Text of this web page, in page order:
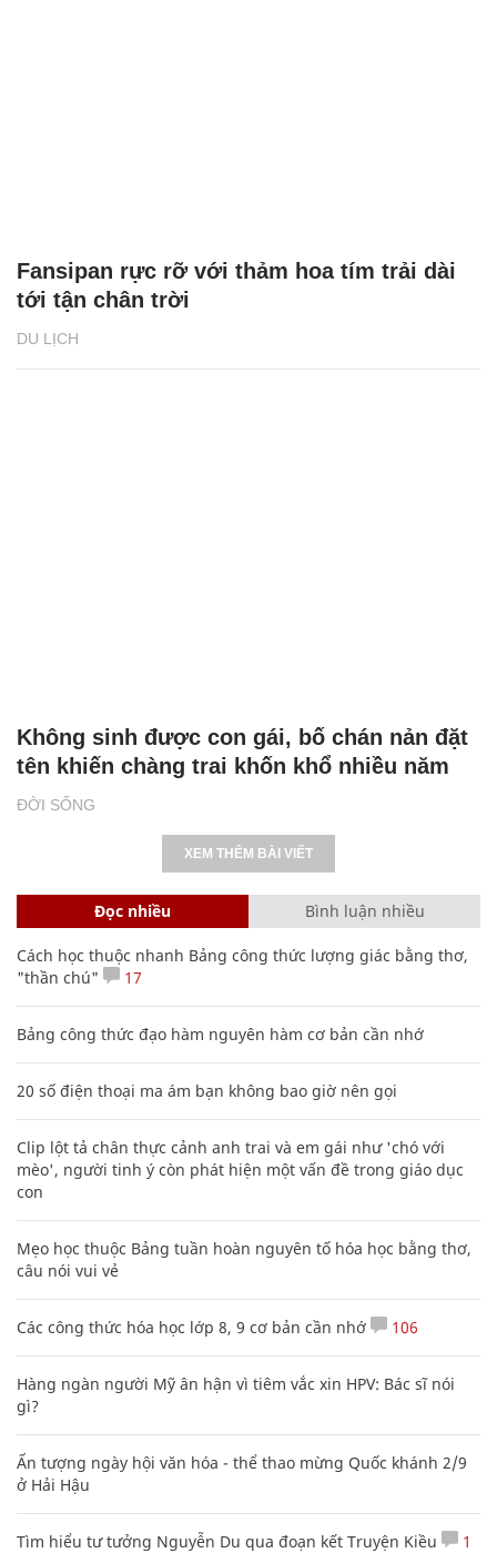
DU LỊCH
Fansipan rực rỡ với thảm hoa tím trải dài
tới tận chân trời
ĐỜI SỐNG
Không sinh được con gái, bố chán nản đặt
tên khiến chàng trai khốn khổ nhiều năm
XEM THÊM BÀI VIẾT
Đọc nhiều Bình luận nhiều
Cách học thuộc nhanh Bảng công thức lượng giác bằng thơ,
"thần chú"
17
Bảng công thức đạo hàm nguyên hàm cơ bản cần nhớ
20 số điện thoại ma ám bạn không bao giờ nên gọi
Clip lột tả chân thực cảnh anh trai và em gái như 'chó với
mèo', người tinh ý còn phát hiện một vấn đề trong giáo dục
con
Mẹo học thuộc Bảng tuần hoàn nguyên tố hóa học bằng thơ,
câu nói vui vẻ
Các công thức hóa học lớp 8, 9 cơ bản cần nhớ 106
Hàng ngàn người Mỹ ân hận vì tiêm vắc xin HPV: Bác sĩ nói
gì?
Ấn tượng ngày hội văn hóa - thể thao mừng Quốc khánh 2/9
ở Hải Hậu
Tìm hiểu tư tưởng Nguyễn Du qua đoạn kết Truyện Kiều 1